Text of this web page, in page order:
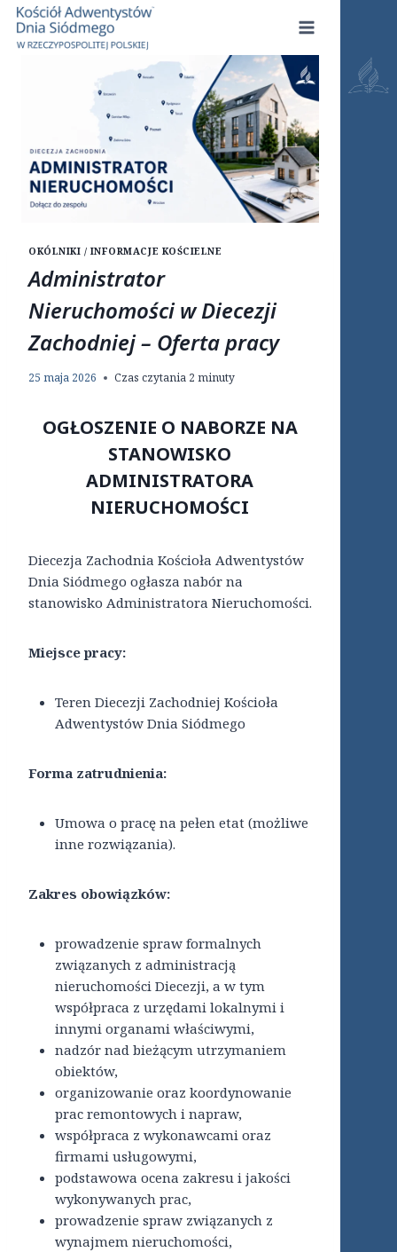
Przejdź
treści
OKÓLNIKI / INFORMACJE KOŚCIELNE
Administrator
Nieruchomości w Diecezji
Zachodniej – Oferta pracy
25 maja 2026 Czas czytania 2 minuty
OGŁOSZENIE O NABORZE NA
STANOWISKO
ADMINISTRATORA
NIERUCHOMOŚCI
Diecezja Zachodnia Kościoła Adwentystów
Dnia Siódmego ogłasza nabór na
stanowisko Administratora Nieruchomości.
Miejsce pracy:
Teren Diecezji Zachodniej Kościoła
Adwentystów Dnia Siódmego
Forma zatrudnienia:
Umowa o pracę na pełen etat (możliwe
inne rozwiązania).
Zakres obowiązków:
prowadzenie spraw formalnych
związanych z administracją
nieruchomości Diecezji, a w tym
współpraca z urzędami lokalnymi i
innymi organami właściwymi,
nadzór nad bieżącym utrzymaniem
obiektów,
organizowanie oraz koordynowanie
prac remontowych i napraw,
współpraca z wykonawcami oraz
firmami usługowymi,
podstawowa ocena zakresu i jakości
wykonywanych prac,
prowadzenie spraw związanych z
wynajmem nieruchomości,